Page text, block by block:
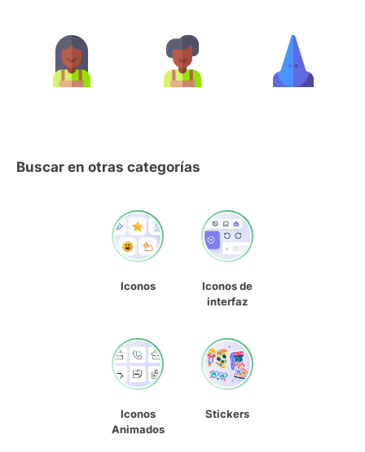
Buscar en otras categorías
Iconos
Iconos de
interfaz
Iconos
Animados
Stickers